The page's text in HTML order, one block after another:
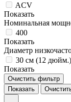
ACV
Показать
Номинальная
400
Показать
Диаметр
30 см (12 дюйм.)
Показать
Очистить фильтр
Показать